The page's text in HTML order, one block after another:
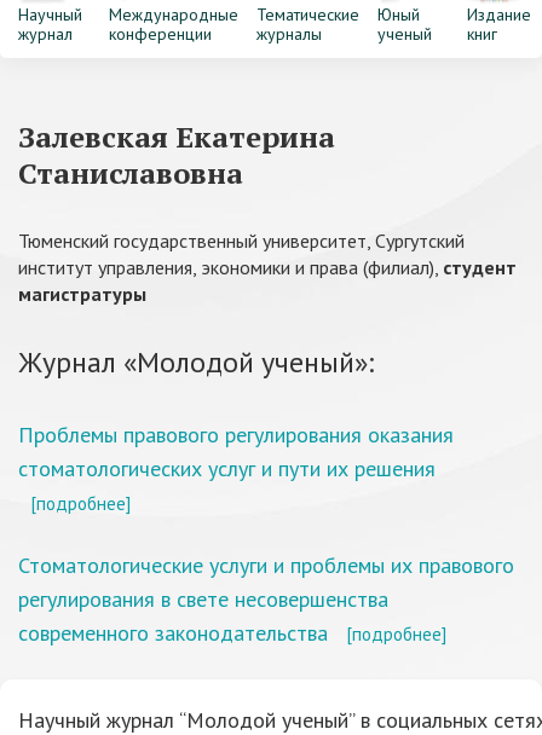
Научный
журнал
Международные
конференции
Тематические
журналы
Юный
ученый
Издание
книг
Залевская Екатерина
Станиславовна
Тюменский государственный университет, Cургутский
институт управления, экономики и права (филиал), студент
магистратуры
Журнал «Молодой ученый»:
Проблемы правового регулирования оказания
стоматологических услуг и пути их решения
[подробнее]
Стоматологические услуги и проблемы их правового
регулирования в свете несовершенства
современного законодательства
[подробнее]
Научный журнал “Молодой ученый” в социальных